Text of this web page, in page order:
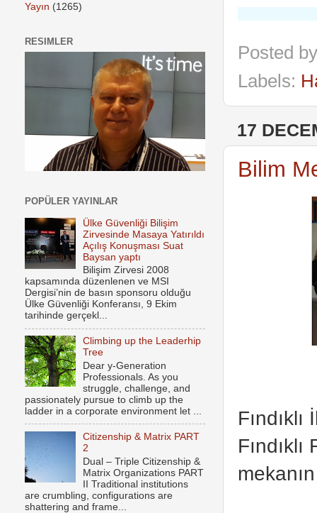
Posted
Labels:
17
Bilim
Yayın (1265)
RESIMLER
POPÜLER YAYINLAR
Ülke Güvenliği Bilişim
Zirvesinde Masaya Yatırıldı
Açılış Konuşması Suat
Baysan yaptı
Bilişim Zirvesi 2008
kapsamında düzenlenen ve MSI
Dergisi’nin de basın sponsoru olduğu
Ülke Güvenliği Konferansı, 9 Ekim
tarihinde gerçekl...
Climbing up the Leaderhip
Tree
Dear y-Generation
Professionals. As you
struggle, challenge, and
passionately pursue to climb up the
ladder in a corporate environment let ...
Citizenship & Matrix PART
2
Dual – Triple Citizenship &
Matrix Organizations PART
II Traditional institutions
are crumbling, configurations are
shattering and frame...